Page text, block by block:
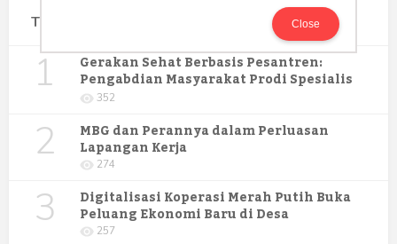
Terpopuler
1 Gerakan Sehat Berbasis Pesantren:
Pengabdian Masyarakat Prodi Spesialis
Keperawatan Medikal Bedah UNIMUS di
Semarang
352
2 MBG dan Perannya dalam Perluasan
Lapangan Kerja
274
3 Digitalisasi Koperasi Merah Putih Buka
Peluang Ekonomi Baru di Desa
257
Close